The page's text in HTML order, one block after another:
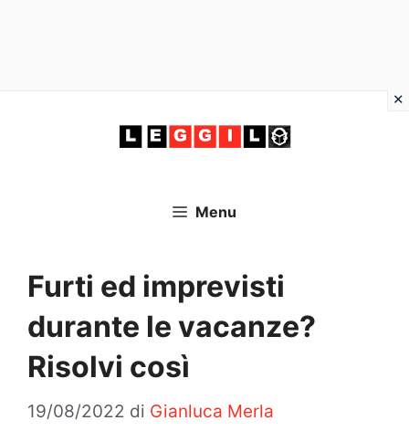
Menu
Furti ed imprevisti
durante le vacanze?
Risolvi così
19/08/2022 di Gianluca Merla